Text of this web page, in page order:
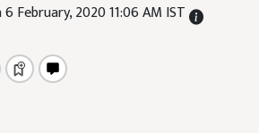
February, 2020 11:06 AM IST